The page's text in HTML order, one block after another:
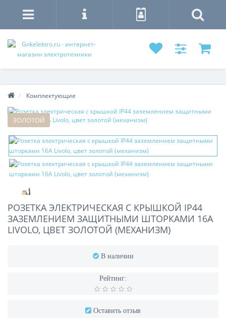
Комплектующие
ЗОЛОТОЙ
РОЗЕТКА ЭЛЕКТРИЧЕСКАЯ С КРЫШКОЙ IP44
ЗАЗЕМЛЕНИЕМ ЗАЩИТНЫМИ ШТОРКАМИ 16A
LIVOLO, ЦВЕТ ЗОЛОТОЙ (МЕХАНИЗМ)
В наличии
Рейтинг:
Оставить отзыв